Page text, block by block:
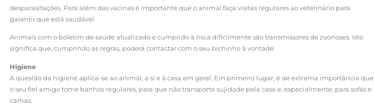
desparasitações. Para além das vacinas é importante que o animal faça visitas regulares ao veterinário para
garantir que está saudável.
Animais com o boletim de saúde atualizado e cumprido à risca dificilmente são transmissores de zoonoses. Isto
significa que, cumprindo as regras, poderá contactar com o seu bichinho à vontade.
Higiene
A questão da higiene aplica-se ao animal, a si e à casa em geral. Em primeiro lugar, é de extrema importância que
o seu fiel amigo tome banhos regulares, para que não transporte sujidade pela casa e, especialmente, para sofás e
camas.